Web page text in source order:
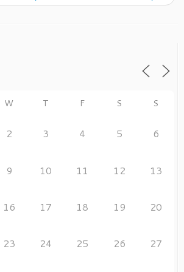
W T F S S
2 3 4 5 6
9 10 11 12 13
16 17 18 19 20
23 24 25 26 27